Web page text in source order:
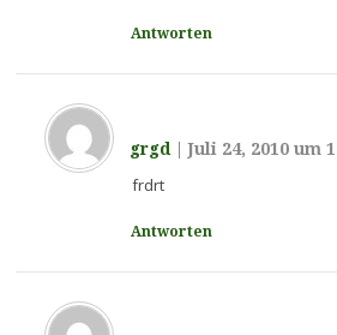
Antworten
grgd |Juli 24, 2010 um
frdrt
Antworten